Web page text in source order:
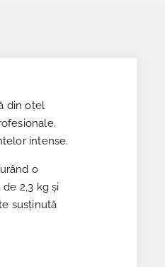
din oțel
intense.
o
2,3 kg și
susținută